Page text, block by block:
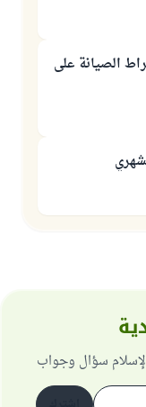
الصيانة على
سؤال وجواب